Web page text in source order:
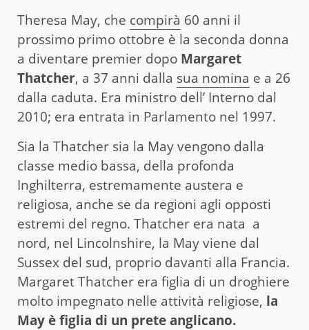
Theresa May, che compirà 60 anni il
prossimo primo ottobre è la seconda donna
a diventare premier dopo Margaret
Thatcher, a 37 anni dalla sua nomina e a 26
dalla caduta. Era ministro dell’ Interno dal
2010; era entrata in Parlamento nel 1997.
Sia la Thatcher sia la May vengono dalla
classe medio bassa, della profonda
Inghilterra, estremamente austera e
religiosa, anche se da regioni agli opposti
estremi del regno. Thatcher era nata a
nord, nel Lincolnshire, la May viene dal
Sussex del sud, proprio davanti alla Francia.
Margaret Thatcher era figlia di un droghiere
molto impegnato nelle attività religiose, la
May è figlia di un prete anglicano.